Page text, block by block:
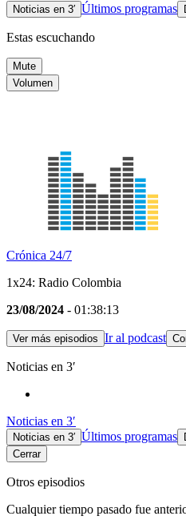
Noticias en 3′ Últimos programas
Estas escuchando
Mute
Volumen
Crónica 24/7
1x24: Radio Colombia
23/08/2024 - 01:38:13
Ver más episodios Ir al podcast
Noticias en 3′
Noticias en 3′
Noticias en 3′ Últimos programas
Cerrar
Otros episodios
Cualquier tiempo pasado fue